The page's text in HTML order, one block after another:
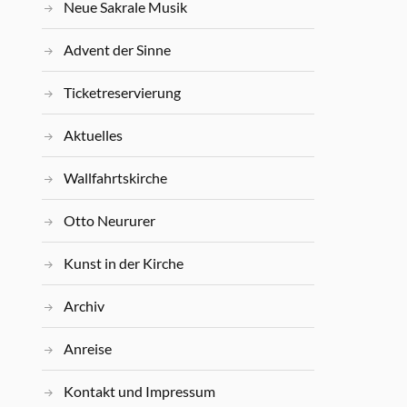
Neue Sakrale Musik
Advent der Sinne
Ticketreservierung
Aktuelles
Wallfahrtskirche
Otto Neururer
Kunst in der Kirche
Archiv
Anreise
Kontakt und Impressum